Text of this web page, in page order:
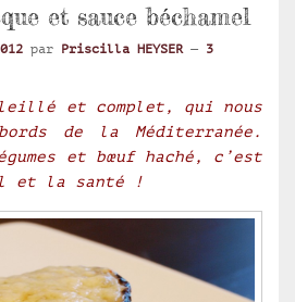
et sauce béchamel
par Priscilla HEYSER — 3
et complet, qui nous
de la Méditerranée.
et bœuf haché, c’est
et la santé !